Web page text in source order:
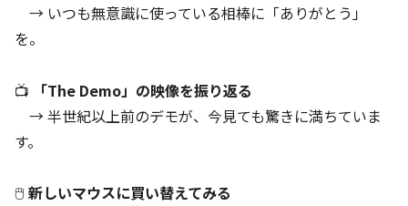
→ いつも無意識に使っている相棒に「ありがとう」
を。
📺
「The Demo」の映像を振り返る
→ 半世紀以上前のデモが、今見ても驚きに満ちていま
す。
🖱️新しいマウスに買い替えてみる